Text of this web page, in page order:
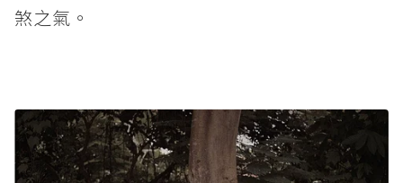
煞之氣。